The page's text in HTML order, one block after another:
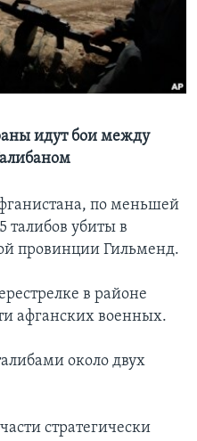
идут бои между
по меньшей
талибов убиты в
провинции Гильменд.
в районе
афганских военных.
около двух
стратегически